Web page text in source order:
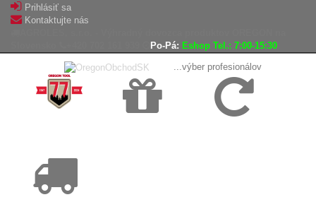
Prihlásiť sa
Kontaktujte nás
Po-Pá: Eshop Tel.: 7:00-15:30
...výber profesionálov